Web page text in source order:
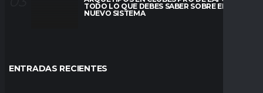
TODO LO QUE DEBES SABER SOBRE EL
NUEVO SISTEMA
ENTRADAS RECIENTES